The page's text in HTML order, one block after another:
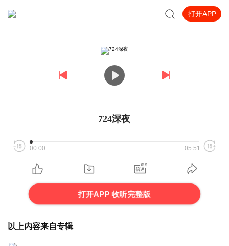
打开APP
724深夜
00:00 05:51
打开APP 收听完整版
以上内容来自专辑